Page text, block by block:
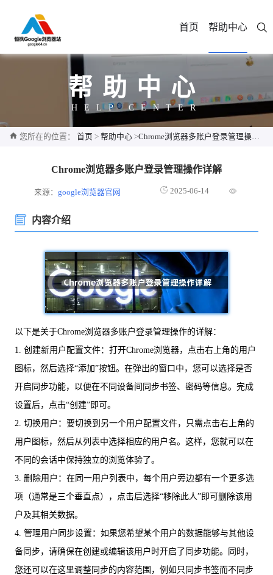
首页 帮助中心
帮助中心
HELP CENTER
您所在的位置： 首页 > 帮助中心 >Chrome浏览器多账户登录管理操作详解
Chrome浏览器多账户登录管理操作详解
来源：google浏览器官网 2025-06-14
内容介绍
以下是关于Chrome浏览器多账户登录管理操作的详解：
1. 创建新用户配置文件：打开Chrome浏览器，点击右上角的用户
图标，然后选择“添加”按钮。在弹出的窗口中，您可以选择是否
开启同步功能，以便在不同设备间同步书签、密码等信息。完成
设置后，点击“创建”即可。
2. 切换用户：要切换到另一个用户配置文件，只需点击右上角的
用户图标，然后从列表中选择相应的用户名。这样，您就可以在
不同的会话中保持独立的浏览体验了。
3. 删除用户：在同一用户列表中，每个用户旁边都有一个更多选
项（通常是三个垂直点），点击后选择“移除此人”即可删除该用
户及其相关数据。
4. 管理用户同步设置：如果您希望某个用户的数据能够与其他设
备同步，请确保在创建或编辑该用户时开启了同步功能。同时，
您还可以在这里调整同步的内容范围，例如只同步书签而不同步